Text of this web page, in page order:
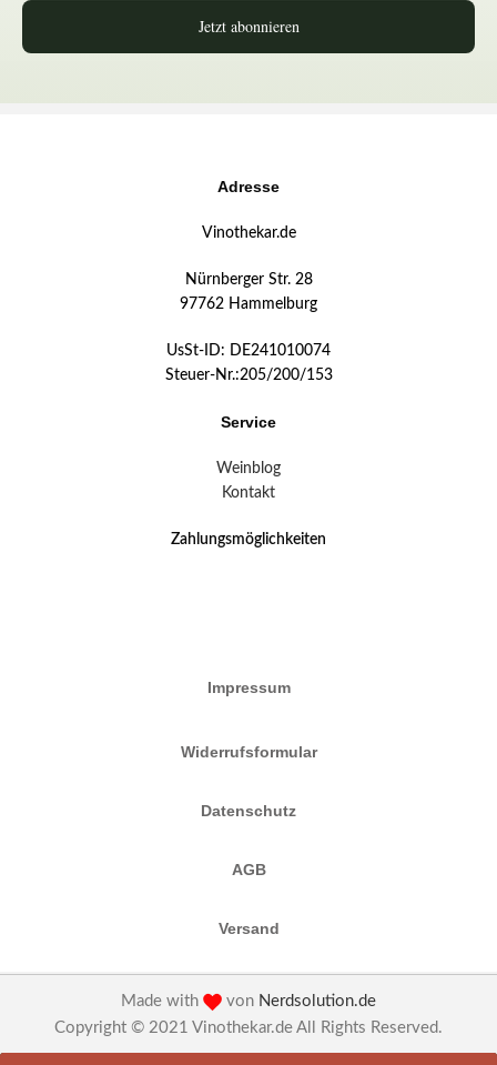
Jetzt abonnieren
Adresse
Vinothekar.de
Nürnberger Str. 28
97762 Hammelburg
UsSt-ID: DE241010074
Steuer-Nr.:205/200/153
Service
Weinblog
Kontakt
Zahlungsmöglichkeiten
Impressum
Widerrufsformular
Datenschutz
AGB
Versand
Made with von Nerdsolution.de
Copyright © 2021 Vinothekar.de All Rights Reserved.